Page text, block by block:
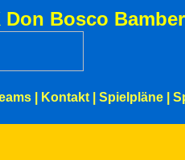
Don Bosco
Kontakt Spielpläne